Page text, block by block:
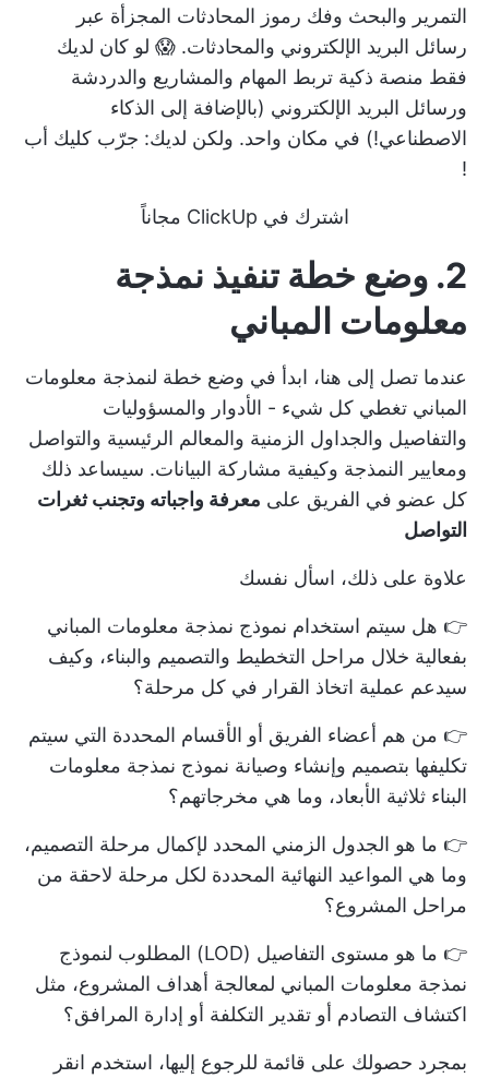
التمرير والبحث وفك رموز المحادثات المجزأة عبر
رسائل البريد الإلكتروني والمحادثات. 😱 لو كان لديك
فقط منصة ذكية تربط المهام والمشاريع والدردشة
ورسائل البريد الإلكتروني (بالإضافة إلى الذكاء
الاصطناعي!) في مكان واحد. ولكن لديك: جرّب كليك أب
!
اشترك في ClickUp مجاناً
2. وضع خطة تنفيذ نمذجة
معلومات المباني
عندما تصل إلى هنا، ابدأ في وضع خطة لنمذجة معلومات
المباني تغطي كل شيء - الأدوار والمسؤوليات
والتفاصيل والجداول الزمنية والمعالم الرئيسية والتواصل
ومعايير النمذجة وكيفية مشاركة البيانات. سيساعد ذلك
كل عضو في الفريق على معرفة واجباته وتجنب ثغرات
التواصل
علاوة على ذلك، اسأل نفسك
👉 هل سيتم استخدام نموذج نمذجة معلومات المباني
بفعالية خلال مراحل التخطيط والتصميم والبناء، وكيف
سيدعم عملية اتخاذ القرار في كل مرحلة؟
👉 من هم أعضاء الفريق أو الأقسام المحددة التي سيتم
تكليفها بتصميم وإنشاء وصيانة نموذج نمذجة معلومات
البناء ثلاثية الأبعاد، وما هي مخرجاتهم؟
👉 ما هو الجدول الزمني المحدد لإكمال مرحلة التصميم،
وما هي المواعيد النهائية المحددة لكل مرحلة لاحقة من
مراحل المشروع؟
👉 ما هو مستوى التفاصيل (LOD) المطلوب لنموذج
نمذجة معلومات المباني لمعالجة أهداف المشروع، مثل
اكتشاف التصادم أو تقدير التكلفة أو إدارة المرافق؟
بمجرد حصولك على قائمة للرجوع إليها، استخدم انقر